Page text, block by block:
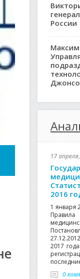
России
Максим
17
2016
1 января
2017
0